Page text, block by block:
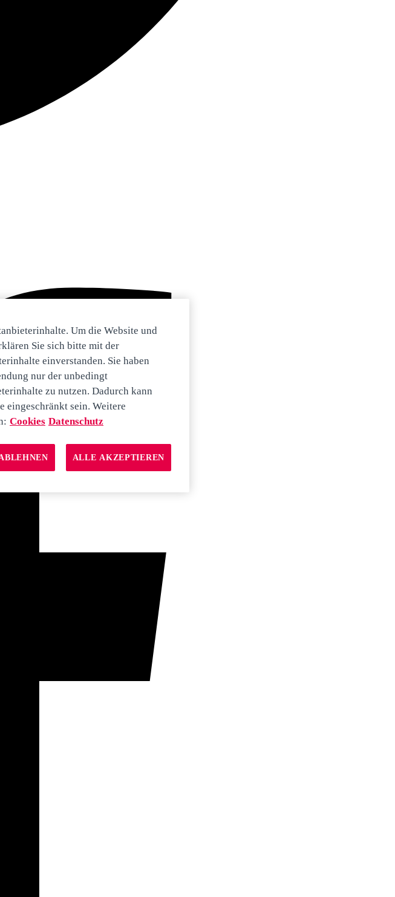
Um die Website und
Sie sich bitte mit der
einverstanden. Sie haben
nur der unbedingt
zu nutzen. Dadurch kann
eingeschränkt sein. Weitere
Cookies Datenschutz
ALLE AKZEPTIEREN